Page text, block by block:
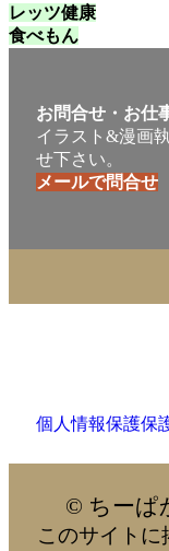
レッツ健康
食べもん
お問合せ・お仕
イラスト&漫画
せ下さい。
メールで問合せ
個人情報保護保
© ちーぱ
このサイト